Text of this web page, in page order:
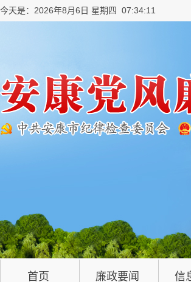
今天是：2026年8月6日 星期四 07:34:12
首页 廉政要闻 信